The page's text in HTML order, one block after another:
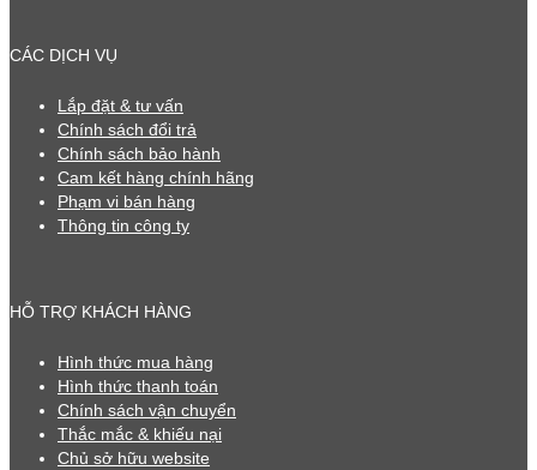
CÁC DỊCH VỤ
Lắp đặt & tư vấn
Chính sách đổi trả
Chính sách bảo hành
Cam kết hàng chính hãng
Phạm vi bán hàng
Thông tin công ty
HỖ TRỢ KHÁCH HÀNG
Hình thức mua hàng
Hình thức thanh toán
Chính sách vận chuyển
Thắc mắc & khiếu nại
Chủ sở hữu website